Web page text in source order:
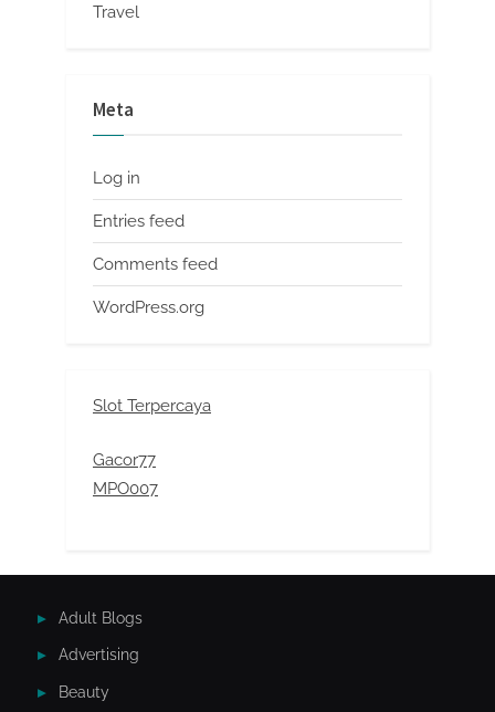
Travel
Meta
Log in
Entries feed
Comments feed
WordPress.org
Slot Terpercaya
Gacor77
MPO007
Adult Blogs
Advertising
Beauty